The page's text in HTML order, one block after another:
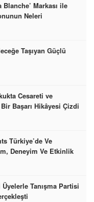
Markası ile
Neleri
Örneğini Sunuyor
Taşıyan Güçlü
Cesareti ve
Başarı Hikâyesi Çizdi
Türkiye’de Ve
Deneyim Ve Etkinlik
Tanışma Partisi